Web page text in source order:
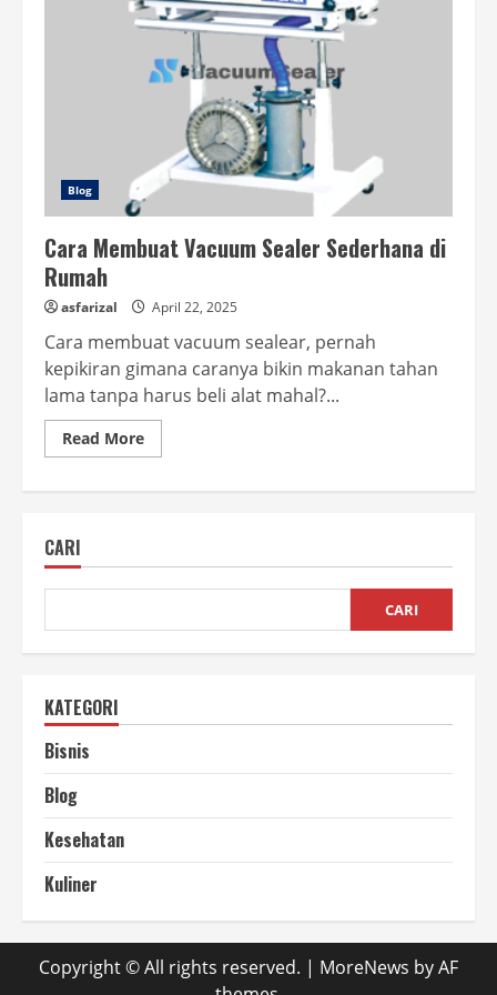
Blog
Cara Membuat Vacuum Sealer Sederhana di
Rumah
asfarizal April 22, 2025
Cara membuat vacuum sealear, pernah
kepikiran gimana caranya bikin makanan tahan
lama tanpa harus beli alat mahal?...
Read MoreRead
more
di
CARI
CARI
KATEGORI
Bisnis
Blog
Kesehatan
Kuliner
Copyright © All rights reserved. | MoreNews by AF